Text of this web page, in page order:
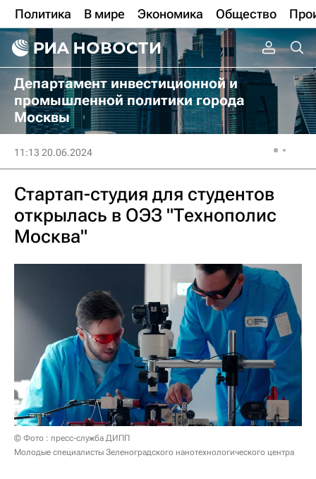
Политика В мире Экономика Общество
Департамент инвестиционной и
промышленной политики города
Москвы
11:13 20.06.2024
Стартап-студия для студентов
открылась в ОЭЗ "Технополис
Москва"
© Фото : пресс-служба ДИПП
Молодые специалисты Зеленоградского нанотехнологического центра